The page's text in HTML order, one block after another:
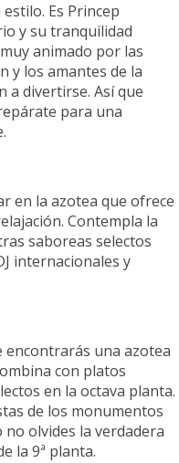
Es Princep
y su tranquilidad
animado por las
y los amantes de la
a divertirse. Así que
para una
en la azotea que ofrece
Contempla la
saboreas selectos
internacionales y
encontrarás una azotea
con platos
en la octava planta.
de los monumentos
no olvides la verdadera
la 9ª planta.